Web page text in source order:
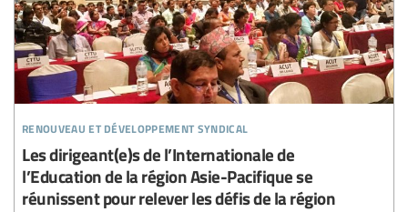
renouveau et développement syndical
Les dirigeant(e)s de l’Internationale de
l’Education de la région Asie-Pacifique se
réunissent pour relever les défis de la région